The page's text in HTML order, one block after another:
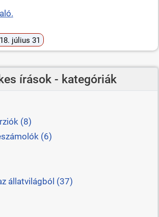
július 31
írások - kategóriák
(8)
(6)
állatvilágból (37)